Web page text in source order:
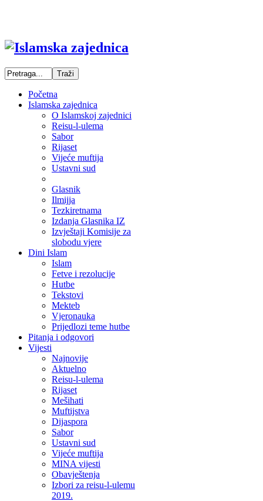
Početna
Islamska zajednica
O Islamskoj zajednici
Reisu-l-ulema
Sabor
Rijaset
Vijeće muftija
Ustavni sud
Glasnik
Ilmijja
Tezkiretnama
Izdanja Glasnika IZ
Izvještaji Komisije za
slobodu vjere
Dini Islam
Islam
Fetve i rezolucije
Hutbe
Tekstovi
Mekteb
Vjeronauka
Prijedlozi teme hutbe
Pitanja i odgovori
Vijesti
Najnovije
Aktuelno
Reisu-l-ulema
Rijaset
Mešihati
Muftijstva
Dijaspora
Sabor
Ustavni sud
Vijeće muftija
MINA vijesti
Obavještenja
Izbori za reisu-l-ulemu
2019.